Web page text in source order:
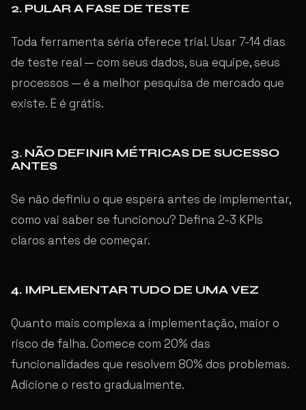
2. PULAR A FASE DE TESTE
Toda ferramenta séria oferece trial. Usar 7-14 dias
de teste real — com seus dados, sua equipe, seus
processos — é a melhor pesquisa de mercado que
existe. E é grátis.
3. NÃO DEFINIR MÉTRICAS DE SUCESSO
ANTES
Se não definiu o que espera antes de implementar,
como vai saber se funcionou? Defina 2-3 KPIs
claros antes de começar.
4. IMPLEMENTAR TUDO DE UMA VEZ
Quanto mais complexa a implementação, maior o
risco de falha. Comece com 20% das
funcionalidades que resolvem 80% dos problemas.
Adicione o resto gradualmente.